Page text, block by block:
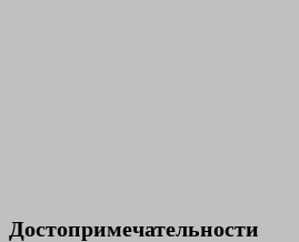
Достопримечательности